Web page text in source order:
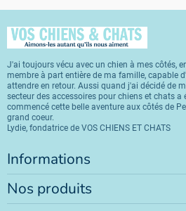
J'ai toujours vécu avec un chien à mes côtés,
membre à part entière de ma famille, capable
attendre en retour. Aussi quand j'ai décidé de
secteur des accessoires pour chiens et chats a
commencé cette belle aventure aux côtés de
grand coeur.
Lydie, fondatrice de VOS CHIENS ET CHATS
Informations
Nos produits